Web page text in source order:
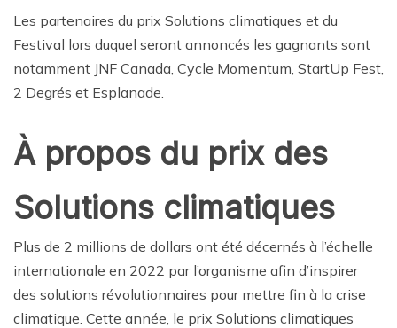
Les partenaires du prix Solutions climatiques et du
Festival lors duquel seront annoncés les gagnants sont
notamment JNF Canada, Cycle Momentum, StartUp Fest,
2 Degrés et Esplanade.
À propos du prix des
Solutions climatiques
Plus de 2 millions de dollars ont été décernés à l’échelle
internationale en 2022 par l’organisme afin d’inspirer
des solutions révolutionnaires pour mettre fin à la crise
climatique. Cette année, le prix Solutions climatiques